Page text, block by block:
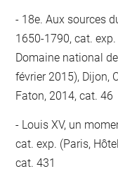
18e. Aux sources
1650-1790, cat.
Domaine national
février 2015), Dijon,
Faton, 2014, cat. 46
Louis XV, un
cat. exp. (Paris,
cat. 431